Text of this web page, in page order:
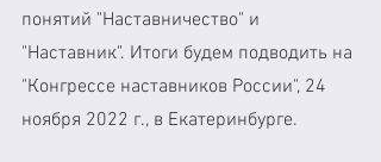
понятий "Наставничество" и
"Наставник". Итоги будем подводить на
"Конгрессе наставников России", 24
ноября 2022 г., в Екатеринбурге.